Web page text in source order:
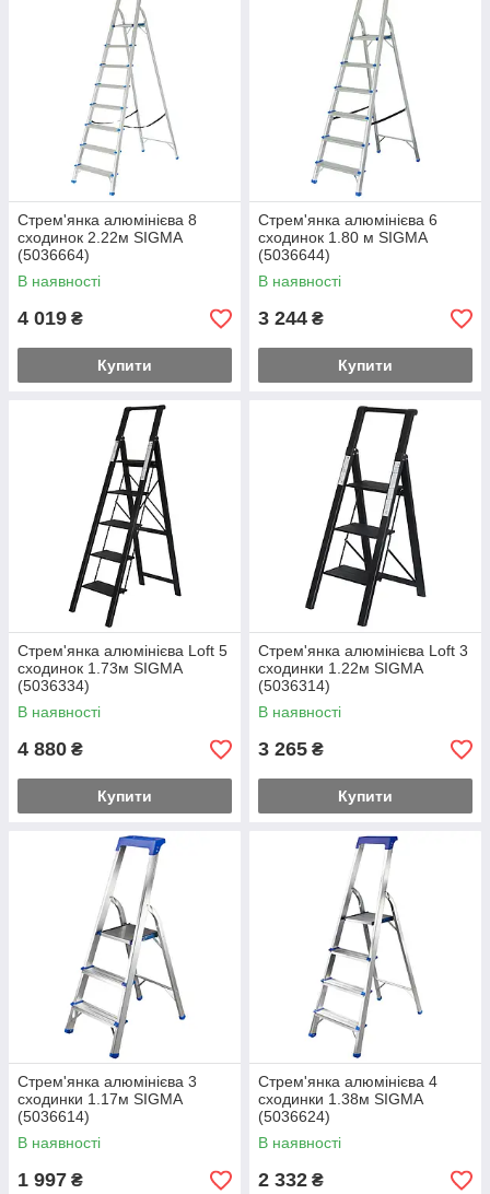
Стрем'янка алюмінієва 8
сходинок 2.22м SIGMA
(5036664)
В наявності
4 019 ₴
Купити
Стрем'янка алюмінієва 6
сходинок 1.80 м SIGMA
(5036644)
В наявності
3 244 ₴
Купити
Стрем'янка алюмінієва Loft 5
сходинок 1.73м SIGMA
(5036334)
В наявності
4 880 ₴
Купити
Стрем'янка алюмінієва Loft 3
сходинки 1.22м SIGMA
(5036314)
В наявності
3 265 ₴
Купити
Стрем'янка алюмінієва 3
сходинки 1.17м SIGMA
(5036614)
В наявності
1 997 ₴
Стрем'янка алюмінієва 4
сходинки 1.38м SIGMA
(5036624)
В наявності
2 332 ₴